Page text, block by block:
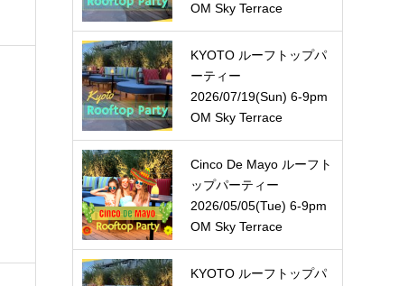
OM Sky Terrace
KYOTO ルーフトップパ
ーティー
2026/07/19(Sun) 6-9pm
OM Sky Terrace
Cinco De Mayo ルーフト
ップパーティー
2026/05/05(Tue) 6-9pm
OM Sky Terrace
KYOTO ルーフトップパ